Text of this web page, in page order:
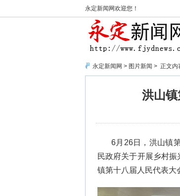
永定新闻网欢迎您！
永定新闻网 > 图片新闻 > 正文内
洪山
6月26日，洪山镇
民政府关于开展乡村
镇第十八届人民代表大